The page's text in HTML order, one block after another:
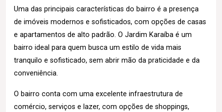
Uma das principais características do bairro é a presença
de imóveis modernos e sofisticados, com opções de casas
e apartamentos de alto padrão. O Jardim Karaíba é um
bairro ideal para quem busca um estilo de vida mais
tranquilo e sofisticado, sem abrir mão da praticidade e da
conveniência.
O bairro conta com uma excelente infraestrutura de
comércio, serviços e lazer, com opções de shoppings,